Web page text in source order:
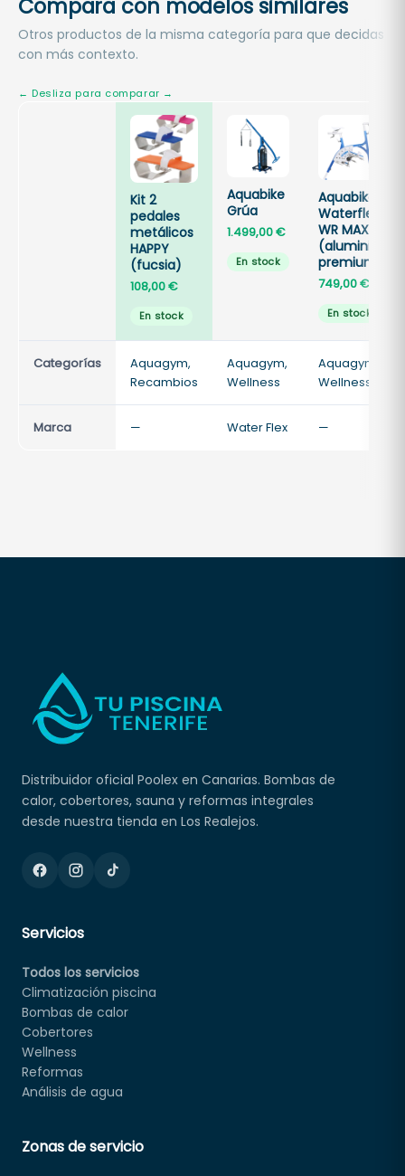
Compara con modelos similares
Otros productos de la misma categoría para que decidas
con más contexto.
Kit 2
pedales
metálicos
HAPPY
(fucsia)
108,00€
En stock
Aquabike
Grúa
1.499,00€
En stock
Aquabike
Waterflex
WR MAX
(aluminio
premium)
749,00€
En stock
Categorías
Aquagym,
Recambios
Aquagym,
Wellness
Aquagym,
Wellness
Marca — Water Flex —
Distribuidor oficial Poolex en Canarias. Bombas de
calor, cobertores, sauna y reformas integrales
desde nuestra tienda en Los Realejos.
Servicios
Todos los servicios
Climatización piscina
Bombas de calor
Cobertores
Wellness
Reformas
Análisis de agua
Zonas de servicio